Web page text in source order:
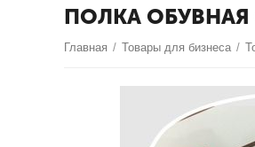
ПОЛКА
Главная / Товары для бизнеса /